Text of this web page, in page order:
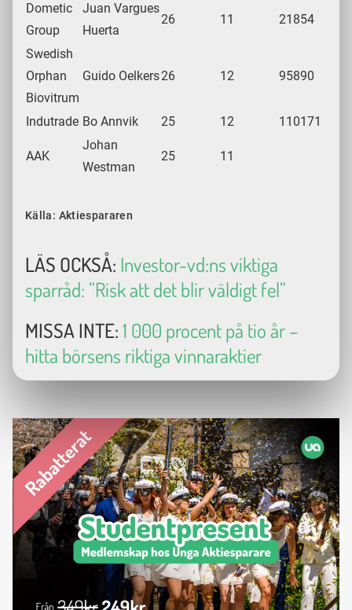
Dometic
Group
Juan Vargues
Huerta
26 11 21854
Swedish
Orphan
Biovitrum
Guido Oelkers26 12 95890
Indutrade Bo Annvik 25 12 110171
AAK
Johan
Westman
25 11
Källa: Aktiespararen
LÄS OCKSÅ: Investor-vd:ns viktiga
sparråd: ”Risk att det blir väldigt fel”
MISSA INTE:1 000 procent på tio år –
hitta börsens riktiga vinnaraktier